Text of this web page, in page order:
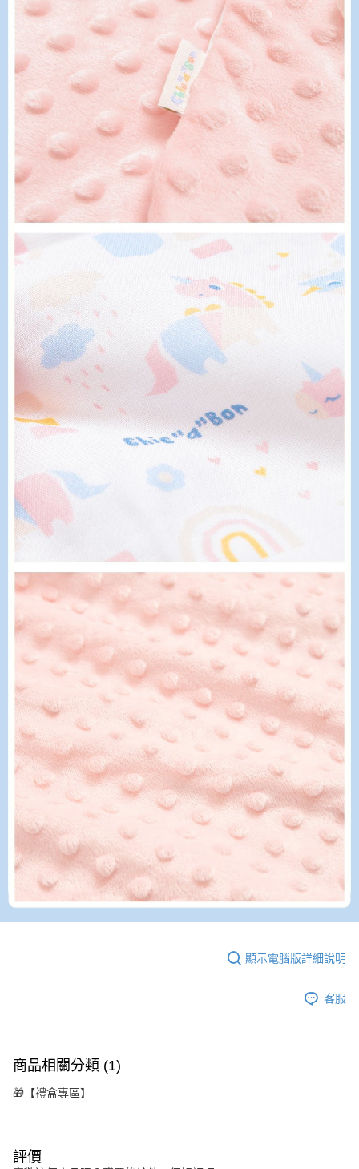
顯示電腦版詳細說明
客服
商品相關分類 (1)
🎁【禮盒專區】
評價